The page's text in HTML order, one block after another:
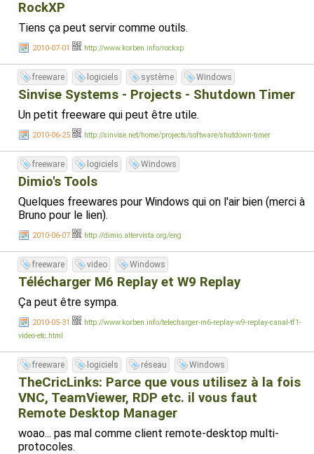
RockXP
Tiens ça peut servir comme outils.
2010-07-01 http://www.korben.info/rockxp
freeware logiciels système Windows
Sinvise Systems - Projects - Shutdown Timer
Un petit freeware qui peut être utile.
2010-06-25 http://sinvise.net/home/projects/software/shutdown-timer
freeware logiciels Windows
Dimio's Tools
Quelques freewares pour Windows qui on l'air bien (merci à
Bruno pour le lien).
2010-06-07 http://dimio.altervista.org/eng
freeware video Windows
Télécharger M6 Replay et W9 Replay
Ça peut être sympa.
2010-05-31
http://www.korben.info/telecharger-m6-replay-w9-replay-canal-tf1-
video-etc.html
freeware logiciels réseau Windows
TheCricLinks: Parce que vous utilisez à la fois
VNC, TeamViewer, RDP etc. il vous faut
Remote Desktop Manager
woao... pas mal comme client remote-desktop multi-
protocoles.